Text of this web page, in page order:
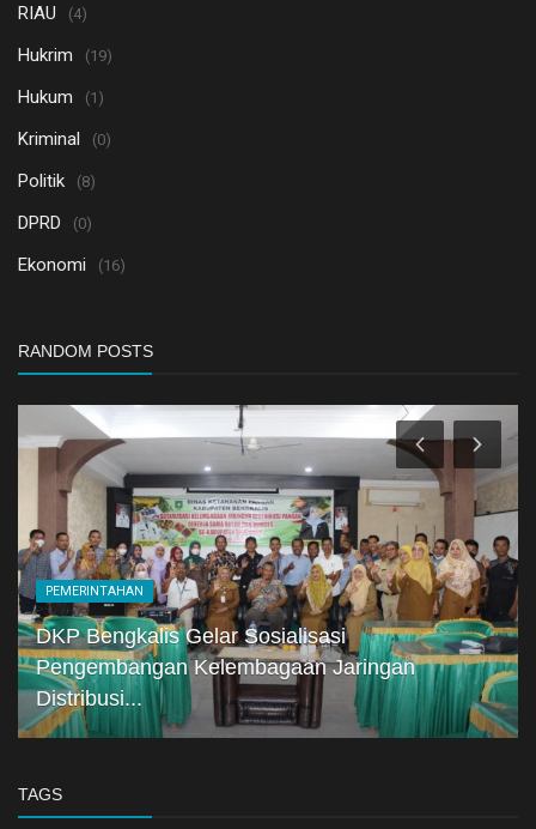
RIAU (4)
Hukrim (19)
Hukum (1)
Kriminal (0)
Politik (8)
DPRD (0)
Ekonomi (16)
RANDOM POSTS
PEMERINTAHAN
DKP Bengkalis Gelar Sosialisasi
Pengembangan Kelembagaan Jaringan
Distribusi...
TAGS